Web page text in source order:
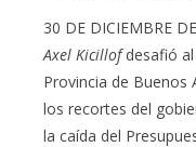
30 DE DICIEMBRE
Axel Kicillofdesafió al
Provincia de Buenos
los recortes del
la caída del